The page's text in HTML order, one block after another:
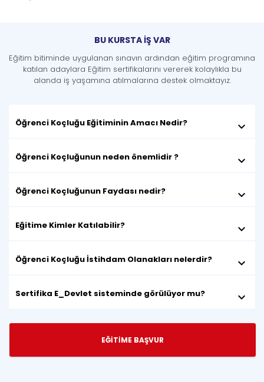
BU KURSTA İŞ VAR
Eğitim bitiminde uygulanan sınavın ardından eğitim programına
katılan adaylara Eğitim sertifikalarını vererek kolaylıkla bu
alanda iş yaşamına atılmalarına destek olmaktayız.
Öğrenci Koçluğu Eğitiminin Amacı Nedir? keyboard_arrow_down
Öğrenci Koçluğunun neden önemlidir ? keyboard_arrow_down
Öğrenci Koçluğunun Faydası nedir? keyboard_arrow_down
Eğitime Kimler Katılabilir? keyboard_arrow_down
Öğrenci Koçluğu İstihdam Olanakları nelerdir? keyboard_arrow_down
Sertifika E_Devlet sisteminde görülüyor mu? keyboard_arrow_down
EĞİTİME BAŞVUR